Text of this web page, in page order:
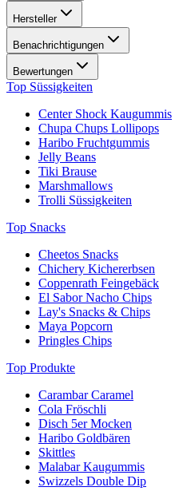
Hersteller
Benachrichtigungen
Bewertungen
Top Süssigkeiten
Center Shock Kaugummis
Chupa Chups Lollipops
Haribo Fruchtgummis
Jelly Beans
Tiki Brause
Marshmallows
Trolli Süssigkeiten
Top Snacks
Cheetos Snacks
Chichery Kichererbsen
Coppenrath Feingebäck
El Sabor Nacho Chips
Lay's Snacks & Chips
Maya Popcorn
Pringles Chips
Top Produkte
Carambar Caramel
Cola Fröschli
Disch 5er Mocken
Haribo Goldbären
Skittles
Malabar Kaugummis
Swizzels Double Dip